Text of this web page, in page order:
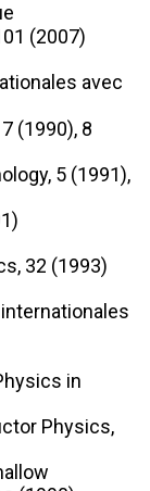
(2007)
avec
(1990), 8
5 (1991),
32 (1993)
in
Physics,